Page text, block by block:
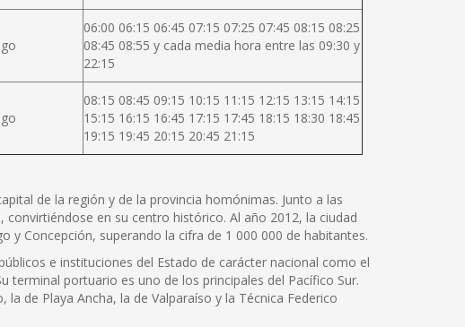
06:00 06:15 06:45 07:15 07:25 07:45 08:15 08:25
08:45 08:55 y cada media hora entre las 09:30 y
22:15
08:15 08:45 09:15 10:15 11:15 12:15 13:15 14:15
15:15 16:15 16:45 17:15 17:45 18:15 18:30 18:45
19:15 19:45 20:15 20:45 21:15
de la región y de la provincia homónimas. Junto a las
en su centro histórico. Al año 2012, la ciudad
y Concepción, superando la cifra de 1 000 000 de habitantes.
e instituciones del Estado de carácter nacional como el
terminal portuario es uno de los principales del Pacífico Sur.
de Playa Ancha, la de Valparaíso y la Técnica Federico